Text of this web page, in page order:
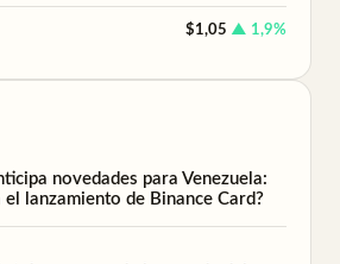
$1,05 ▲ 1,9%
novedades para Venezuela:
el lanzamiento de Binance Card?